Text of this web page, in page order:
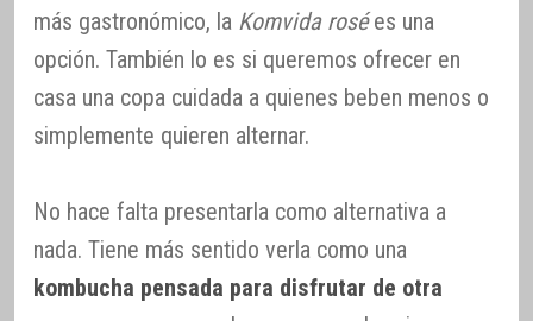
más gastronómico, la Komvida rosées una
opción. También lo es si queremos ofrecer en
casa una copa cuidada a quienes beben menos o
simplemente quieren alternar.
No hace falta presentarla como alternativa a
nada. Tiene más sentido verla como una
kombucha pensada para disfrutar de otra